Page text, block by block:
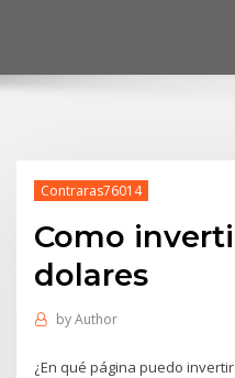
Contraras76014
Como
dolares
byAuthor
¿En qué página puedo